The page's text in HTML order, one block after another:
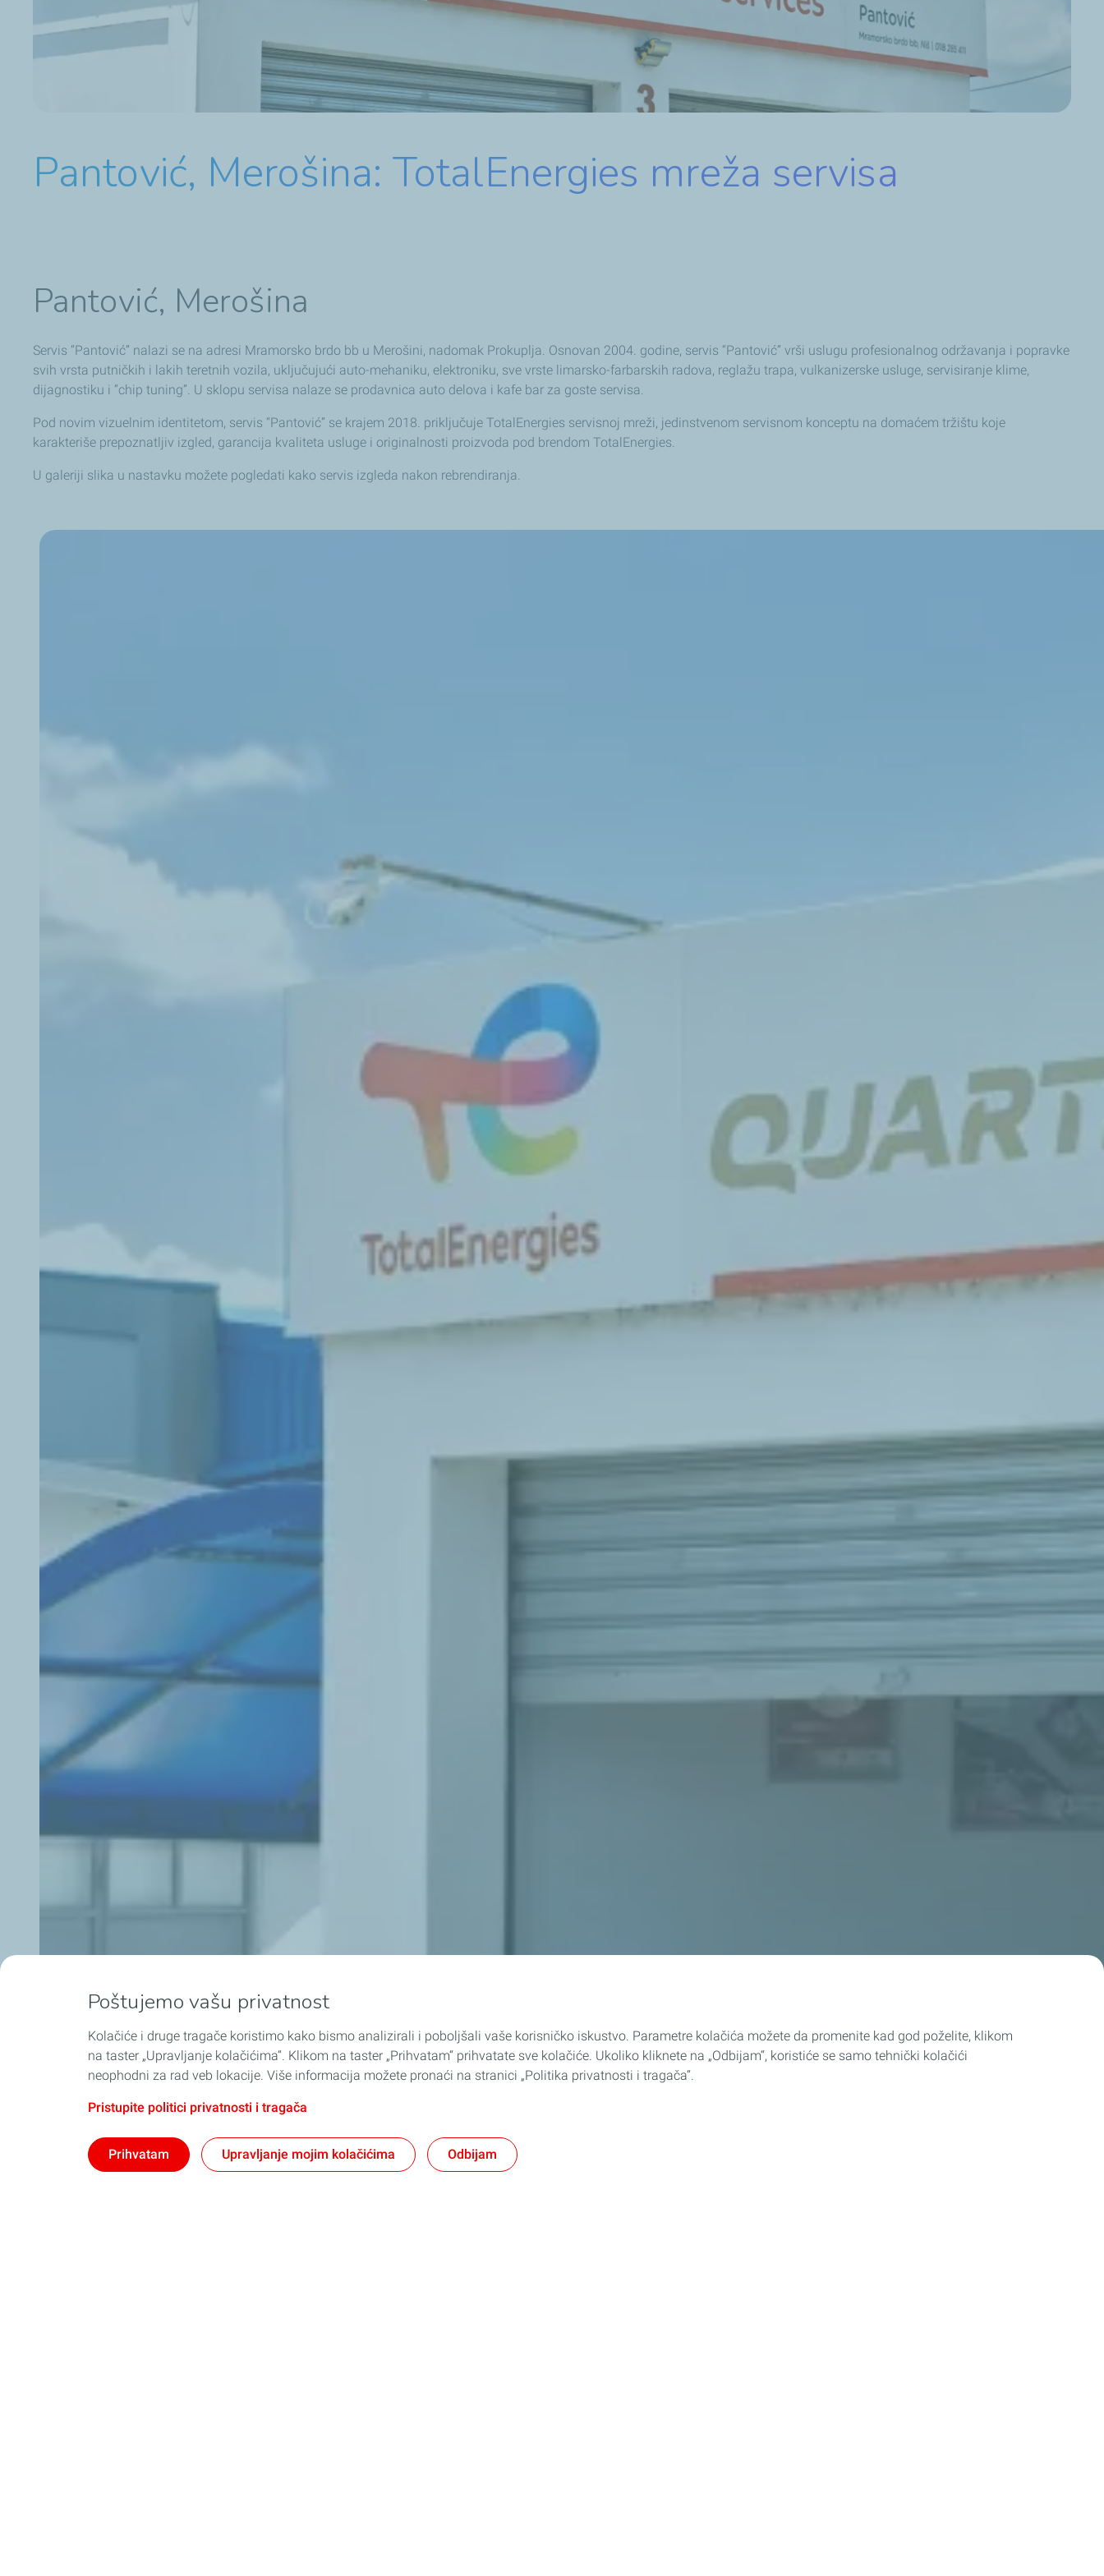
Pantović, Merošina: TotalEnergies mreža servisa
Pantović, Merošina
Servis “Pantović” nalazi se na adresi Mramorsko brdo bb u Merošini, nadomak Prokuplja. Osnovan 2004. godine, servis “Pantović” vrši uslugu profesionalnog održavanja i popravke
svih vrsta putničkih i lakih teretnih vozila, uključujući auto-mehaniku, elektroniku, sve vrste limarsko-farbarskih radova, reglažu trapa, vulkanizerske usluge, servisiranje klime,
dijagnostiku i “chip tuning”. U sklopu servisa nalaze se prodavnica auto delova i kafe bar za goste servisa.
Pod novim vizuelnim identitetom, servis “Pantović” se krajem 2018. priključuje TotalEnergies servisnoj mreži, jedinstvenom servisnom konceptu na domaćem tržištu koje
karakteriše prepoznatljiv izgled, garancija kvaliteta usluge i originalnosti proizvoda pod brendom TotalEnergies.
U galeriji slika u nastavku možete pogledati kako servis izgleda nakon rebrendiranja.
Poštujemo vašu privatnost
Kolačiće i druge tragače koristimo kako bismo analizirali i poboljšali vaše korisničko iskustvo. Parametre kolačića možete da promenite kad god poželite, klikom
na taster „Upravljanje kolačićima“. Klikom na taster „Prihvatam“ prihvatate sve kolačiće. Ukoliko kliknete na „Odbijam“, koristiće se samo tehnički kolačići
neophodni za rad veb lokacije. Više informacija možete pronaći na stranici „Politika privatnosti i tragača“.
Pristupite politici privatnosti i tragača
Prihvatam Upravljanje mojim kolačićima Odbijam